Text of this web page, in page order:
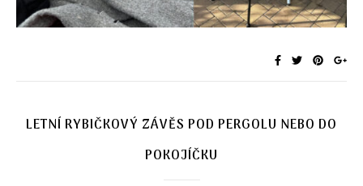
LETNÍ RYBIČKOVÝ ZÁVĚS POD PERGOLU NEBO DO
POKOJÍČKU